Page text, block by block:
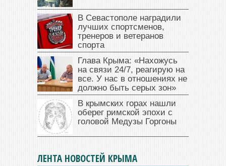
В Севастополе наградили
лучших спортсменов,
тренеров и ветеранов
спорта
Глава Крыма: «Нахожусь
на связи 24/7, реагирую на
все. У нас в отношениях не
должно быть серых зон»
В крымских горах нашли
оберег римской эпохи с
головой Медузы Горгоны
ЛЕНТА НОВОСТЕЙ КРЫМА